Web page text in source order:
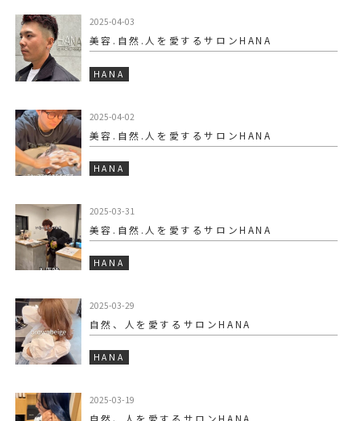
2025-04-03
美容.自然.人を愛するサロンHANA
HANA
2025-04-02
美容.自然.人を愛するサロンHANA
HANA
2025-03-31
美容.自然.人を愛するサロンHANA
HANA
2025-03-29
自然、人を愛するサロンHANA
HANA
2025-03-19